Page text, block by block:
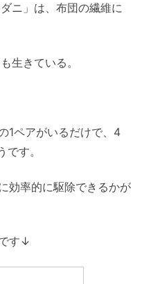
ニ」は、布団の繊維に
生きている。
1ペアがいるだけで、4
す。
効率的に駆除できるかが
す↓